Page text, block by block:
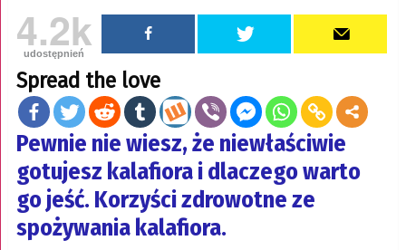
4.2k
udostępnień
Spread the love
Pewnie nie wiesz, że niewłaściwie
gotujesz kalafiora i dlaczego warto
go jeść. Korzyści zdrowotne ze
spożywania kalafiora.